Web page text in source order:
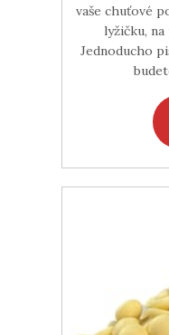
vaše chuťové
lyžičku,
Jednoducho